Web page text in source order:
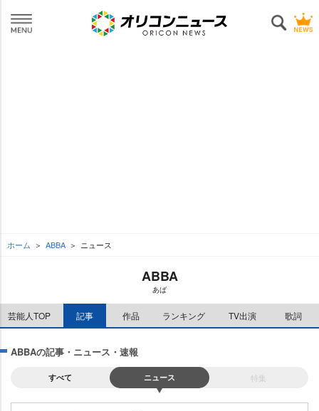
ホーム ABBA ニュース
ABBA
あば
芸能人TOP 記事 作品 ランキング TV出演 歌詞
ABBAの記事・ニュース・速報
すべて ニュース 特集